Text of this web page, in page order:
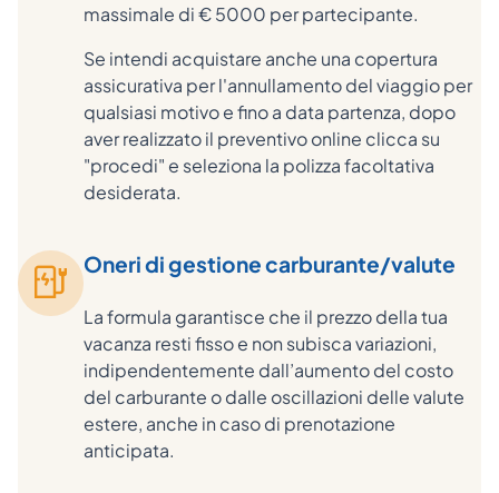
massimale di € 5000 per partecipante.
Se intendi acquistare anche una copertura
assicurativa per l'annullamento del viaggio per
qualsiasi motivo e fino a data partenza, dopo
aver realizzato il preventivo online clicca su
"procedi" e seleziona la polizza facoltativa
desiderata.
Oneri di gestione carburante/valute
La formula garantisce che il prezzo della tua
vacanza resti fisso e non subisca variazioni,
indipendentemente dall’aumento del costo
del carburante o dalle oscillazioni delle valute
estere, anche in caso di prenotazione
anticipata.